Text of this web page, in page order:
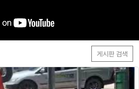
게시판 검색